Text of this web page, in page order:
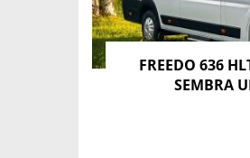
FREEDO 636
SEMBRA